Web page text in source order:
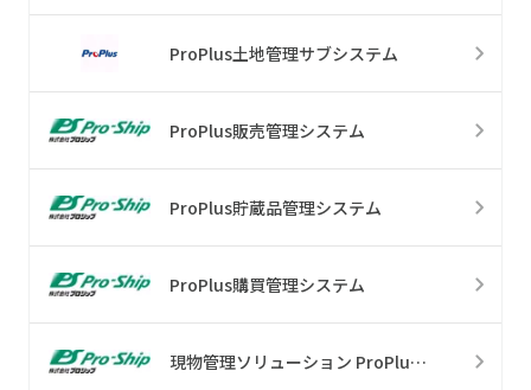
ProPlus土地管理サブシステム
ProPlus販売管理システム
ProPlus貯蔵品管理システム
ProPlus購買管理システム
現物管理ソリューション ProPlus Pit